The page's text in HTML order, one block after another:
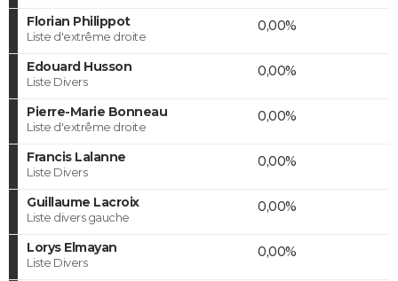
Florian Philippot
Liste d'extrême droite
0,00%
Edouard Husson
Liste Divers
0,00%
Pierre-Marie Bonneau
Liste d'extrême droite
0,00%
Francis Lalanne
Liste Divers
0,00%
Guillaume Lacroix
Liste divers gauche
0,00%
Lorys Elmayan
Liste Divers
0,00%